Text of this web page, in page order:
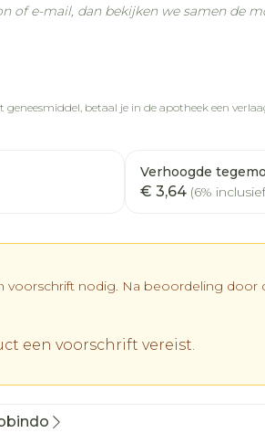
betaal je in de apotheek een
Verhoogde
€ 3,64 (6%
voorschrift nodig. Na beoordeling
een voorschrift vereist.
of e-mail, dan bekijken we samen de